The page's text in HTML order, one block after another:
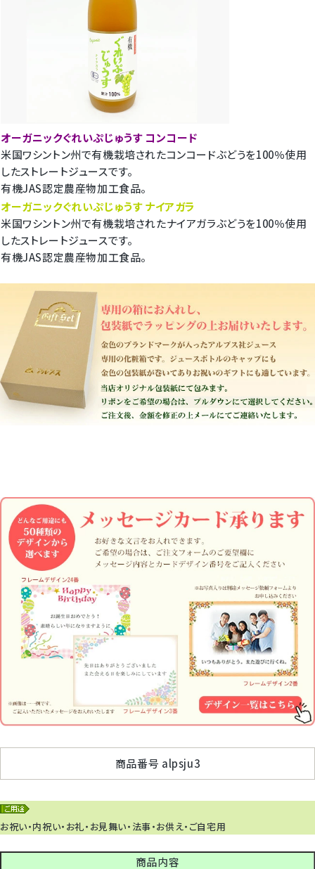
オーガニックぐれいぷじゅうす コンコード
米国ワシントン州で有機栽培されたコンコードぶどうを100％使用
したストレートジュースです。
有機JAS認定農産物加工食品。
オーガニックぐれいぷじゅうす ナイアガラ
米国ワシントン州で有機栽培されたナイアガラぶどうを100％使用
したストレートジュースです。
有機JAS認定農産物加工食品。
商品番号 alpsju3
お祝い・内祝い・お礼・お見舞い・法事・お供え・ご自宅用
商品内容